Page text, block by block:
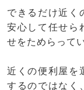
できるだけ近く
安心して任せら
せをためらって
近くの便利屋を
するのではなく